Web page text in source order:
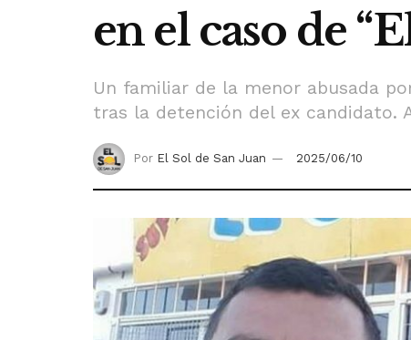
en el caso de
Un familiar de la menor abusada
tras la detención del ex candidato.
Por El Sol de San Juan 2025/06/10